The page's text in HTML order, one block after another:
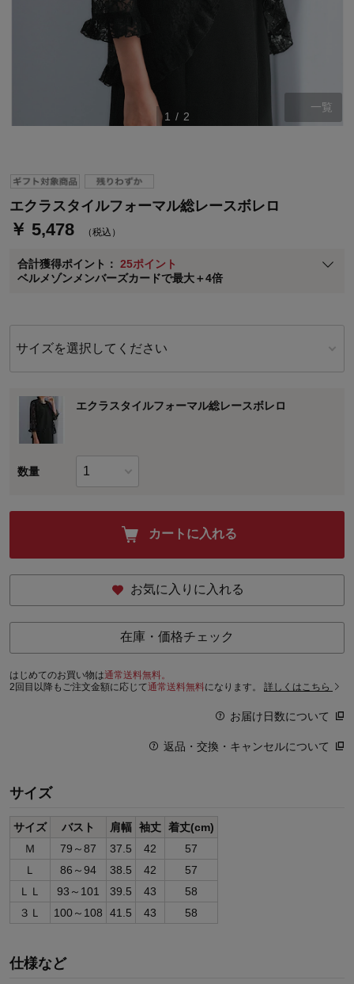
1 / 2
一覧
エクラスタイルフォーマル総レースボレロ
￥ 5,478 （税込）
合計獲得ポイント： 25ポイント
ベルメゾンメンバーズカードで最大＋4倍
ステージが上がれば送料無料・返品引取無料！
さらにポイント還元最大16倍！
ベルメゾン・ポイントについて
通常商品送料無料 返品引取無料（JCBのみ）
即時入会なら更に500円OFFクーポンプレゼント
※メンバーズカードの加算ポイントはステージ倍率適用前の基本ポイント
に対して適用されます。
サイズを選択してください
エクラスタイルフォーマル総レースボレロ
数量
カートに入れる
お気に入りに入れる
在庫・価格チェック
はじめてのお買い物は通常送料無料。
2回目以降もご注文金額に応じて通常送料無料になります。 詳しくはこちら
お届け日数について
返品・交換・キャンセルについて
サイズ
サイズ バスト 肩幅 袖丈 着丈(cm)
Ｍ
79～87 37.5 42
57
Ｌ
86～94 38.5 42
57
ＬＬ
93～101 39.5 43
58
３Ｌ
100～108 41.5 43 58
仕様など